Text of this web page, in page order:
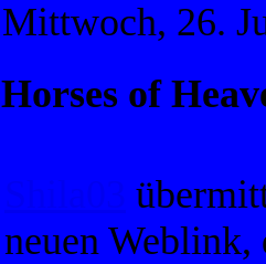
Mittwoch, 26.
Horses of
neuen Weblink,